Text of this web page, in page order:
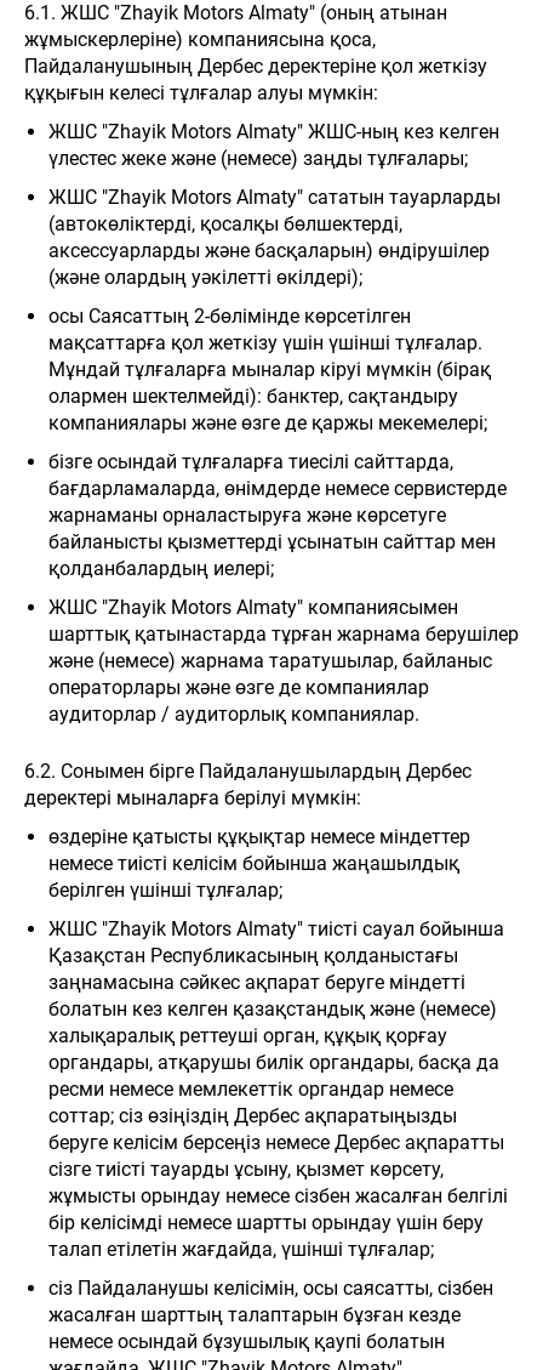
6.1. ЖШС "Zhayik Motors Almaty" (оның атынан
жұмыскерлеріне) компаниясына қоса,
Пайдаланушының Дербес деректеріне қол жеткізу
құқығын келесі тұлғалар алуы мүмкін:
ЖШС "Zhayik Motors Almaty" ЖШС-ның кез келген
үлестес жеке және (немесе) заңды тұлғалары;
ЖШС "Zhayik Motors Almaty" сататын тауарларды
(автокөліктерді, қосалқы бөлшектерді,
аксессуарларды және басқаларын) өндірушілер
(және олардың уәкілетті өкілдері);
осы Саясаттың 2-бөлімінде көрсетілген
мақсаттарға қол жеткізу үшін үшінші тұлғалар.
Мұндай тұлғаларға мыналар кіруі мүмкін (бірақ
олармен шектелмейді): банктер, сақтандыру
компаниялары және өзге де қаржы мекемелері;
бізге осындай тұлғаларға тиесілі сайттарда,
бағдарламаларда, өнімдерде немесе сервистерде
жарнаманы орналастыруға және көрсетуге
байланысты қызметтерді ұсынатын сайттар мен
қолданбалардың иелері;
ЖШС "Zhayik Motors Almaty" компаниясымен
шарттық қатынастарда тұрған жарнама берушілер
және (немесе) жарнама таратушылар, байланыс
операторлары және өзге де компаниялар
аудиторлар / аудиторлық компаниялар.
6.2. Сонымен бірге Пайдаланушылардың Дербес
деректері мыналарға берілуі мүмкін:
өздеріне қатысты құқықтар немесе міндеттер
немесе тиісті келісім бойынша жаңашылдық
берілген үшінші тұлғалар;
ЖШС "Zhayik Motors Almaty" тиісті сауал бойынша
Қазақстан Республикасының қолданыстағы
заңнамасына сәйкес ақпарат беруге міндетті
болатын кез келген қазақстандық және (немесе)
халықаралық реттеуші орган, құқық қорғау
органдары, атқарушы билік органдары, басқа да
ресми немесе мемлекеттік органдар немесе
соттар; сіз өзіңіздің Дербес ақпаратыңызды
беруге келісім берсеңіз немесе Дербес ақпаратты
сізге тиісті тауарды ұсыну, қызмет көрсету,
жұмысты орындау немесе сізбен жасалған белгілі
бір келісімді немесе шартты орындау үшін беру
талап етілетін жағдайда, үшінші тұлғалар;
сіз Пайдаланушы келісімін, осы саясатты, сізбен
жасалған шарттың талаптарын бұзған кезде
немесе осындай бұзушылық қаупі болатын